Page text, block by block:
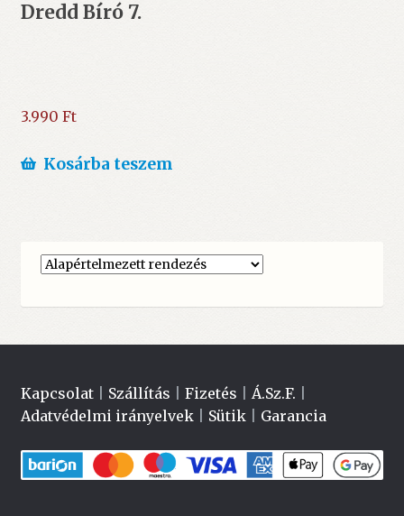
Dredd Bíró 7.
3.990 Ft
Kosárba teszem
Kapcsolat| Szállítás Fizetés Á.Sz.F.
Adatvédelmi irányelvek| Sütik| Garancia